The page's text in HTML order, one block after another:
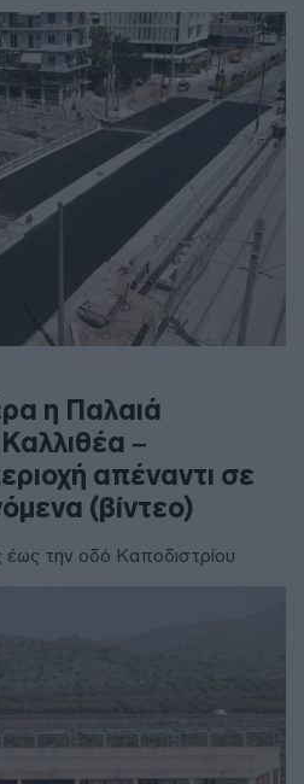
η Παλαιά
–
απέναντι σε
(βίντεο)
την οδό Καποδιστρίου